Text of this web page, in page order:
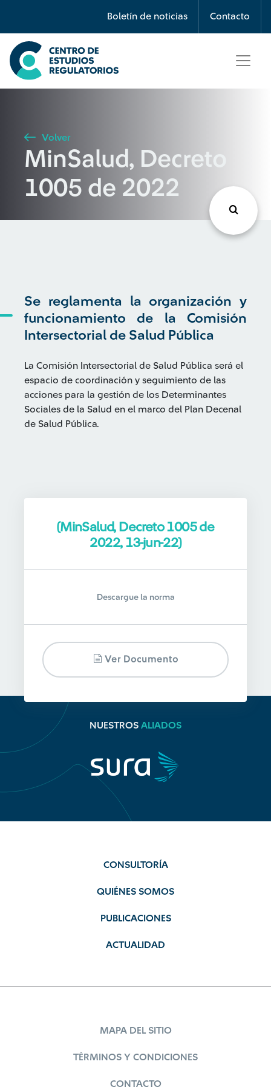
Boletín de noticias Contacto
Búsqueda
Seleccione país
Buscar
Volver
MinSalud, Decreto
1005 de 2022
Se reglamenta la organización y
funcionamiento de la Comisión
Intersectorial de Salud Pública
La Comisión Intersectorial de Salud Pública será el
espacio de coordinación y seguimiento de las
acciones para la gestión de los Determinantes
Sociales de la Salud en el marco del Plan Decenal
de Salud Pública.
(MinSalud, Decreto 1005 de
2022, 13-jun-22)
Descargue la norma
Ver Documento
NUESTROS ALIADOS
CONSULTORÍA
QUIÉNES SOMOS
PUBLICACIONES
ACTUALIDAD
MAPA DEL SITIO
TÉRMINOS Y CONDICIONES
CONTACTO